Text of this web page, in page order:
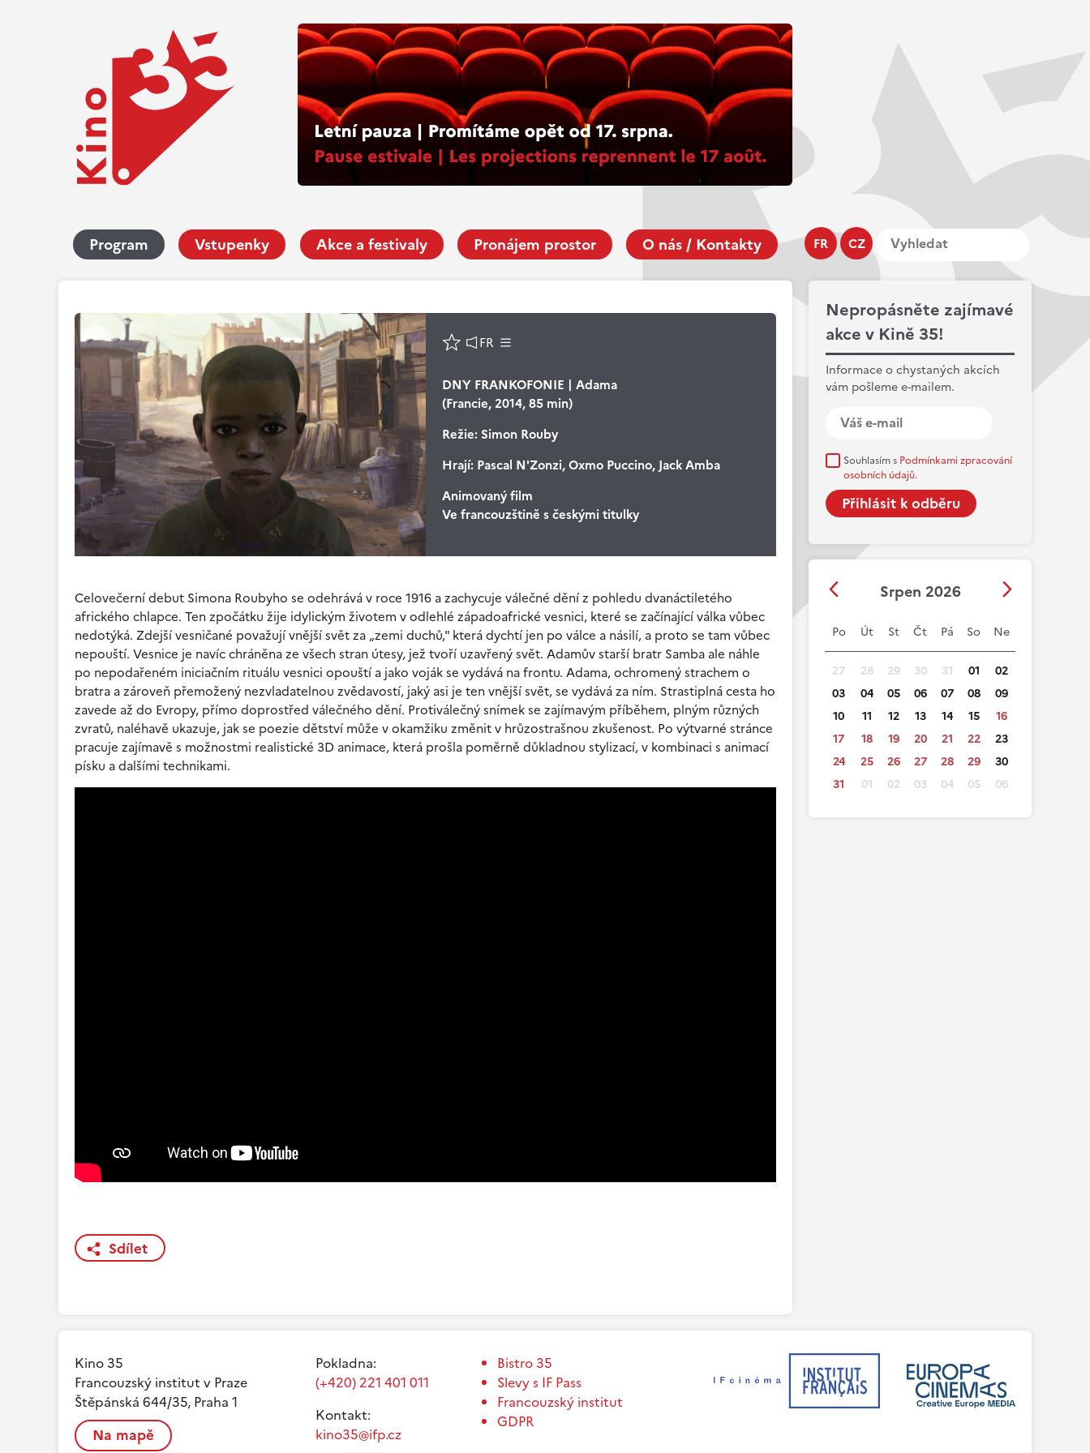
FR CZ
Program Vstupenky Akce a festivaly Pronájem prostor O nás / Kontakty
Nepropásněte zajímavé
akce v Kině 35!
Informace o chystaných akcích
vám pošleme e-mailem.
Souhlasím s Podmínkami zpracování
osobních údajů.
Srpen 2026
Po Út St Čt Pá So Ne
27 28 29 30 31 01
02
03
04 05 06 07 08
09
10
11 12 13 14 15
16
17
18 19 20 21 22
23
24
25 26 27 28 29
30
31
01 02 03 04 05 06
FR
DNY FRANKOFONIE | Adama
(Francie, 2014, 85 min)
Režie:Simon Rouby
Hrají:Pascal N'Zonzi, Oxmo Puccino, Jack Amba
Animovaný film
Ve francouzštině s českými titulky
Celovečerní debut Simona Roubyho se odehrává v roce 1916 a zachycuje válečné dění z pohledu dvanáctiletého
afrického chlapce. Ten zpočátku žije idylickým životem v odlehlé západoafrické vesnici, které se začínající válka vůbec
nedotýká. Zdejší vesničané považují vnější svět za „zemi duchů," která dychtí jen po válce a násilí, a proto se tam vůbec
nepouští. Vesnice je navíc chráněna ze všech stran útesy, jež tvoří uzavřený svět. Adamův starší bratr Samba ale náhle
po nepodařeném iniciačním rituálu vesnici opouští a jako voják se vydává na frontu. Adama, ochromený strachem o
bratra a zároveň přemožený nezvladatelnou zvědavostí, jaký asi je ten vnější svět, se vydává za ním. Strastiplná cesta ho
zavede až do Evropy, přímo doprostřed válečného dění. Protiválečný snímek se zajímavým příběhem, plným různých
zvratů, naléhavě ukazuje, jak se poezie dětství může v okamžiku změnit v hrůzostrašnou zkušenost. Po výtvarné stránce
pracuje zajímavě s možnostmi realistické 3D animace, která prošla poměrně důkladnou stylizací, v kombinaci s animací
písku a dalšími technikami.
Sdílet
Kino 35
Francouzský institut v Praze
Štěpánská 644/35, Praha 1
Na mapě
Pokladna:
(+420) 221 401 011
Kontakt:
kino35@ifp.cz
Bistro 35
Slevy s IF Pass
Francouzský institut
GDPR